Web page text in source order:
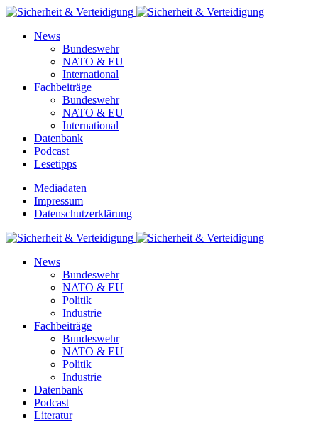
News
Bundeswehr
NATO & EU
International
Fachbeiträge
Bundeswehr
NATO & EU
International
Datenbank
Podcast
Lesetipps
Mediadaten
Impressum
Datenschutzerklärung
News
Bundeswehr
NATO & EU
Politik
Industrie
Fachbeiträge
Bundeswehr
NATO & EU
Politik
Industrie
Datenbank
Podcast
Literatur